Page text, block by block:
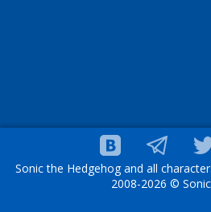
Sonic the Hedgehog and all
2008-2026 ©